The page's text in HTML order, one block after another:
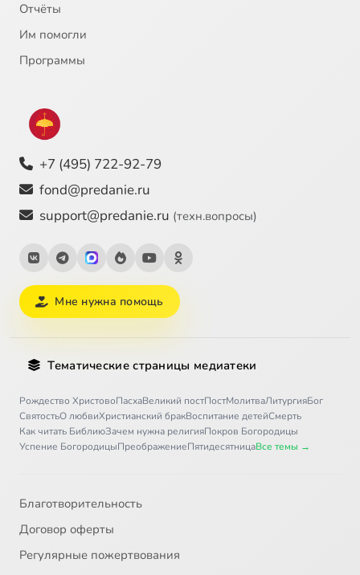
Отчёты
Им помогли
Программы
+7 (495) 722-92-79
fond@predanie.ru
support@predanie.ru (техн.вопросы)
Мне нужна помощь
Тематические страницы медиатеки
Рождество ХристовоПасхаВеликий постПостМолитваЛитургияБог
СвятостьО любвиХристианский бракВоспитание детейСмерть
Как читать БиблиюЗачем нужна религияПокров Богородицы
Успение БогородицыПреображениеПятидесятницаВсе темы →
Благотворительность
Договор оферты
Регулярные пожертвования